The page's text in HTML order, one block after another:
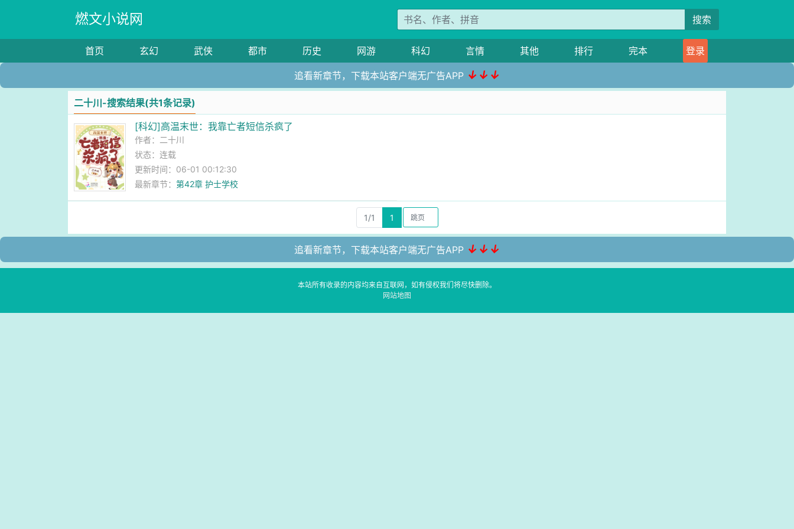
燃文小说网 搜索
首页 玄幻 武侠 都市 历史 网游 科幻 言情 其他 排行 完本 登录
追看新章节，下载本站客户端无广告APP ↓↓↓
二十川-搜索结果(共1条记录)
[科幻]高温末世：我靠亡者短信杀疯了
作者： 二十川
状态：连载
更新时间：06-01 00:12:30
最新章节：第42章 护士学校
1/1 1
追看新章节，下载本站客户端无广告APP ↓↓↓
本站所有收录的内容均来自互联网，如有侵权我们将尽快删除。
网站地图